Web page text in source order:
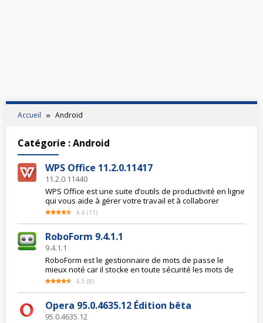
Accueil Android
Catégorie :Android
WPS Office 11.2.0.11417
11.2.0.11440
WPS Office est une suite d’outils de productivité en ligne
qui vous aide à gérer votre travail et à collaborer
4.4 (11 )
RoboForm 9.4.1.1
9.4.1.1
RoboForm est le gestionnaire de mots de passe le
mieux noté car il stocke en toute sécurité les mots de
4.3 (8)
Opera 95.0.4635.12 Édition bêta
95.0.4635.12